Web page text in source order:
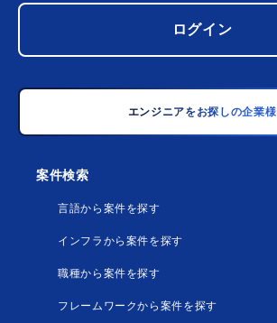
ログイン
エンジニアをお探しの企業様
案件検索
言語から案件を探す
インフラから案件を探す
職種から案件を探す
フレームワークから案件を探す